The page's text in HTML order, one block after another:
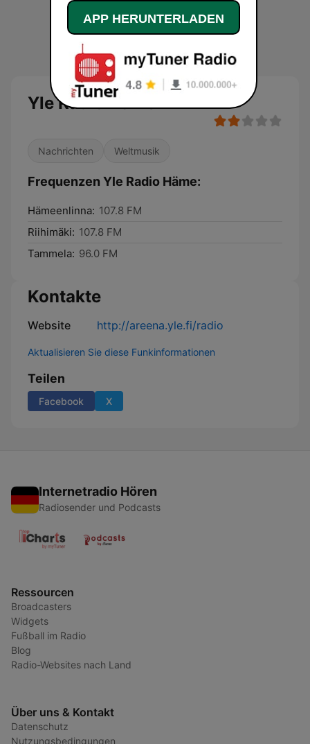
Yle Radio Häme
Nachrichten Weltmusik
Frequenzen Yle Radio Häme:
Hämeenlinna: 107.8 FM
Riihimäki: 107.8 FM
Tammela: 96.0 FM
Kontakte
Website http://areena.yle.fi/radio
Aktualisieren Sie diese Funkinformationen
Teilen
Facebook X
Internetradio Hören
Radiosender und Podcasts
Ressourcen
Broadcasters
Widgets
Fußball im Radio
Blog
Radio-Websites nach Land
Über uns & Kontakt
Datenschutz
Nutzungsbedingungen
APP HERUNTERLADEN